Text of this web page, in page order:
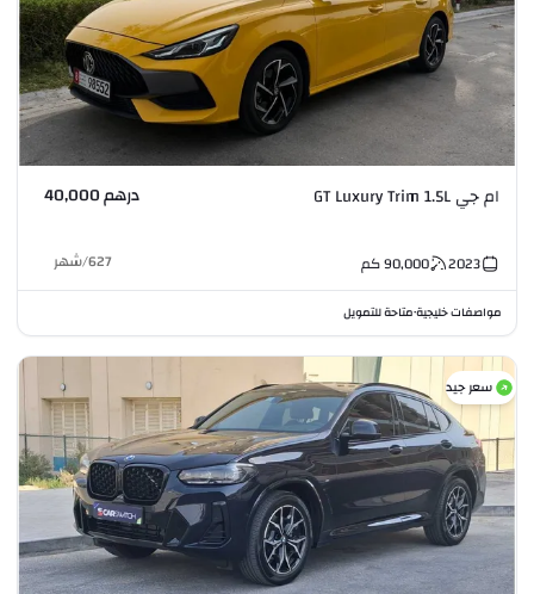
ام جي GT Luxury Trim 1.5L درهم 40,000
2023
90,000كم 627
/شهر
مواصفات خليجية•متاحة للتمويل
سعر جيد